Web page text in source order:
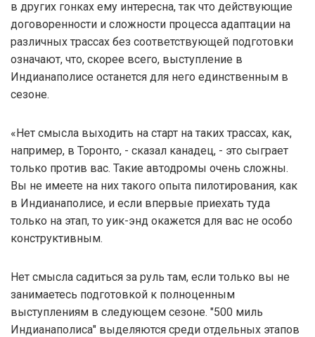
в других гонках ему интересна, так что действующие
договоренности и сложности процесса адаптации на
различных трассах без соответствующей подготовки
означают, что, скорее всего, выступление в
Индианаполисе останется для него единственным в
сезоне.
«Нет смысла выходить на старт на таких трассах, как,
например, в Торонто, - сказал канадец, - это сыграет
только против вас. Такие автодромы очень сложны.
Вы не имеете на них такого опыта пилотирования, как
в Индианаполисе, и если впервые приехать туда
только на этап, то уик-энд окажется для вас не особо
конструктивным.
Нет смысла садиться за руль там, если только вы не
занимаетесь подготовкой к полноценным
выступлениям в следующем сезоне. "500 миль
Индианаполиса" выделяются среди отдельных этапов